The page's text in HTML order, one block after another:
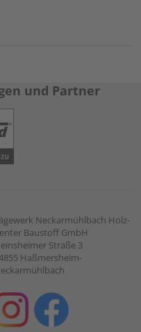
und Partner
Neckarmühlbach Holz-
Baustoff GmbH
Straße 3
Haßmersheim-